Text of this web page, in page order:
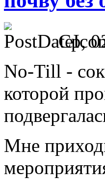
Ср,
No-Till -
которой
Мне